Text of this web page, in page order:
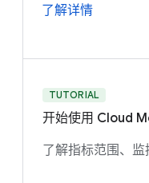
了解详情
TUTORIAL
开始使用 Cloud
了解指标范围、监